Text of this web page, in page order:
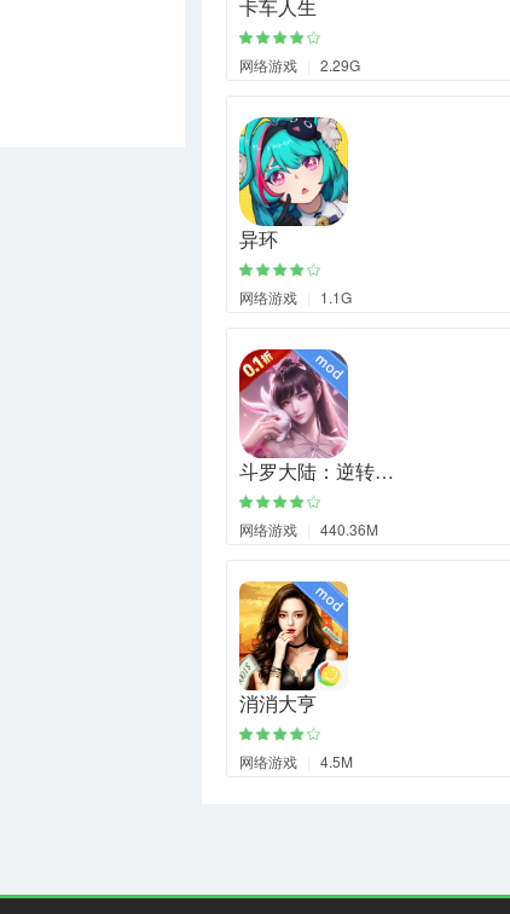
卡车人生
网络游戏 2.29G
异环
网络游戏 1.1G
斗罗大陆：逆转…
网络游戏 440.36M
消消大亨
网络游戏 4.5M